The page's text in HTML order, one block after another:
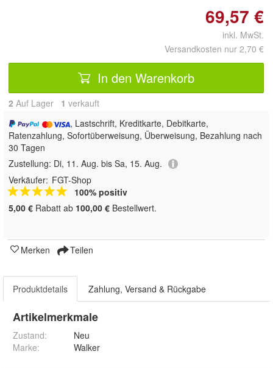
69,57 €
inkl. MwSt.
Versandkosten nur 2,70 €
In den Warenkorb
2 Auf Lager 1 verkauft
, Lastschrift, Kreditkarte, Debitkarte,
Ratenzahlung, Sofortüberweisung, Überweisung, Bezahlung nach
30 Tagen
Zustellung: Di, 11. Aug. bis Sa, 15. Aug.
Verkäufer: FGT-Shop
100% positiv
5,00 € Rabatt ab 100,00 € Bestellwert.
Merken Teilen
Produktdetails Zahlung, Versand & Rückgabe
Artikelmerkmale
Zustand:
Neu
Marke:
Walker